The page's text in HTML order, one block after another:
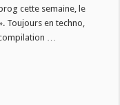
cette semaine, le
Toujours en techno,
…